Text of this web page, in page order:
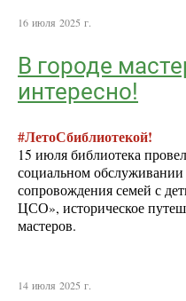
16 июля 2025 г.
В городе
интересно!
#ЛетоСбиблиотекой!
15 июля библиотека
социальном
сопровождения семей с
ЦСО», историческое
мастеров.
14 июля 2025 г.